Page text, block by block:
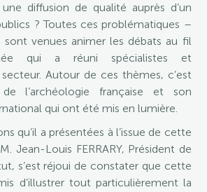
diffusion de qualité auprès d’un
? Toutes ces problématiques –
sont venues animer les débats au fil
qui a réuni spécialistes et
Autour de ces thèmes, c’est
l’archéologie française et son
qui ont été mis en lumière.
qu’il a présentées à l’issue de cette
Jean-Louis FERRARY, Président de
s’est réjoui de constater que cette
d’illustrer tout particulièrement la